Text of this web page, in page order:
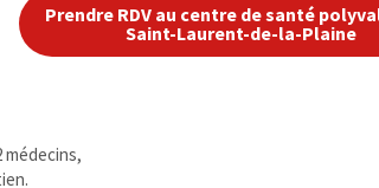
Prendre RDV au centre de santé
Saint-Laurent-de-la-Plaine
médecins,